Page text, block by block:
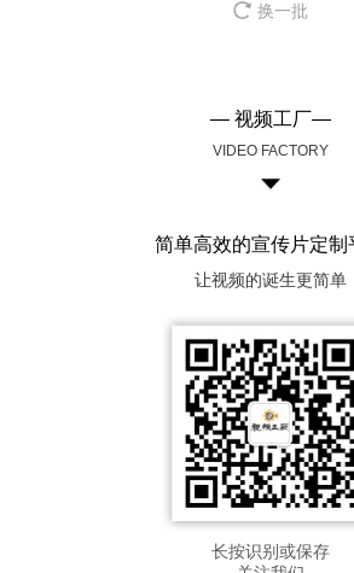
换一批
— 视频工厂—
VIDEO FACTORY
简单高效的宣传片定制
让视频的诞生更简单
长按识别或保存